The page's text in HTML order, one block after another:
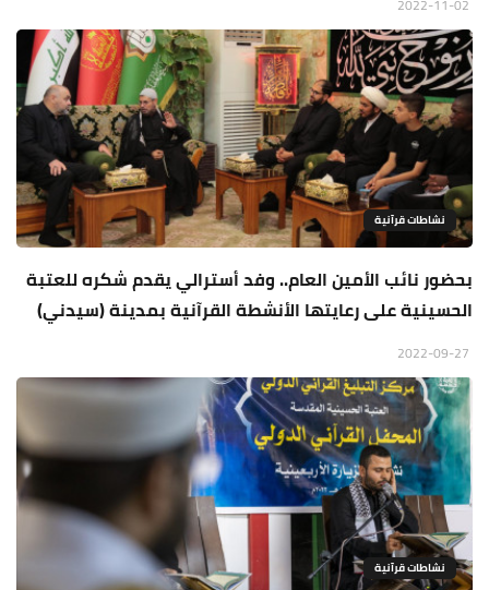
نشاطات قرآنية
بحضور نائب الأمين العام.. وفد أسترالي يقدم شكره للعتبة
الحسينية على رعايتها الأنشطة القرآنية بمدينة (سيدني)
نشاطات قرآنية